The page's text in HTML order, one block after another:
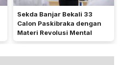
Sekda Banjar Bekali 33
Calon Paskibraka dengan
Materi Revolusi Mental